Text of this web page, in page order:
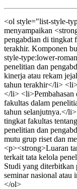
<ol style="list-style-
menyampaikan
pengabdian di tingkat
terakhir. Komponen
style-type:lower-
penelitian dan
kinerja atau rekam
tahun terakhir</li>
</li> <li>Pembahasan
fakultas dalam
tahun selanjutnya.</
tingkat fakultas
penelitian dan
mutu grup riset dan
<p><strong>Luaran
terkait tata kelola
Studi yang diterbitkan
seminar nasional
</ol>